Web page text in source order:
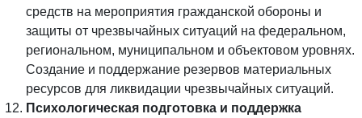
средств на мероприятия гражданской обороны и
защиты от чрезвычайных ситуаций на федеральном,
региональном, муниципальном и объектовом уровнях.
Создание и поддержание резервов материальных
ресурсов для ликвидации чрезвычайных ситуаций.
Психологическая подготовка и поддержка